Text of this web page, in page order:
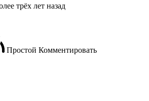
трёх лет назад
Простой Комментировать